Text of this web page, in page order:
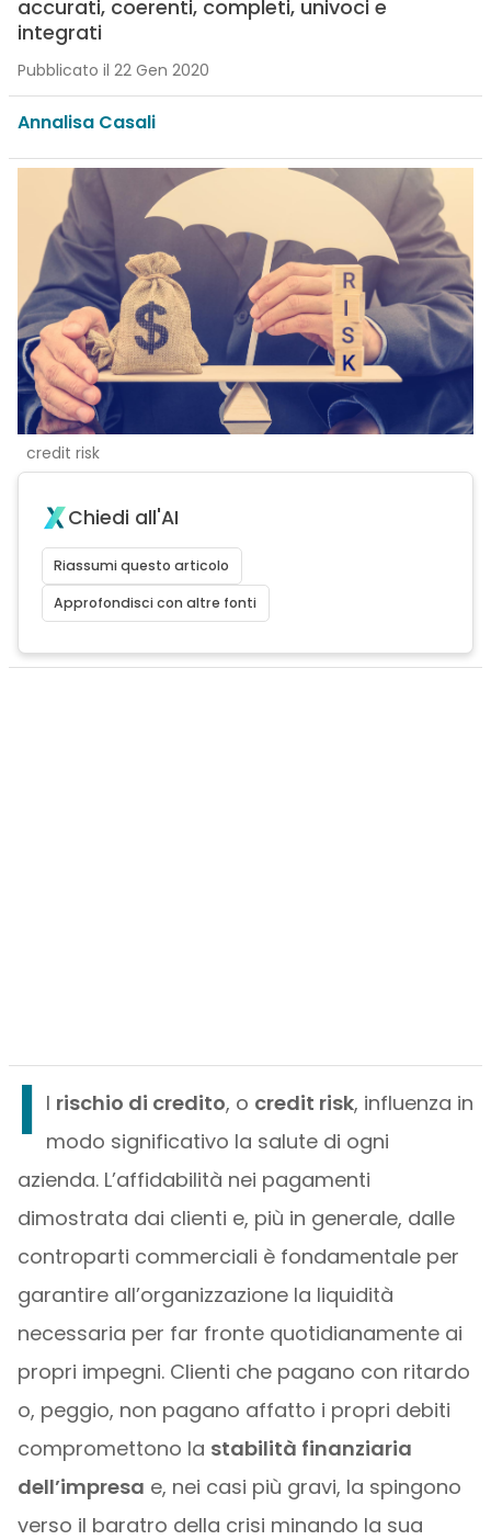
accurati, coerenti, completi, univoci e
integrati
Pubblicato il 22 Gen 2020
Annalisa Casali
credit risk
Chiedi all'AI
Riassumi questo articolo
Approfondisci con altre fonti
I l rischio di credito, o credit risk, influenza in
modo significativo la salute di ogni
azienda. L’affidabilità nei pagamenti
dimostrata dai clienti e, più in generale, dalle
controparti commerciali è fondamentale per
garantire all’organizzazione la liquidità
necessaria per far fronte quotidianamente ai
propri impegni. Clienti che pagano con ritardo
o, peggio, non pagano affatto i propri debiti
compromettono la stabilità finanziaria
dell’impresa e, nei casi più gravi, la spingono
verso il baratro della crisi minando la sua